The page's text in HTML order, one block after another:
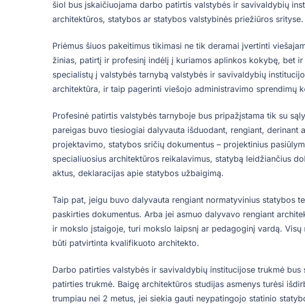
šiol bus įskaičiuojama darbo patirtis valstybės ir savivaldybių
architektūros, statybos ar statybos valstybinės priežiūros srityse.
Priėmus šiuos pakeitimus tikimasi ne tik deramai įvertinti
žinias, patirtį ir profesinį indėlį į kuriamos aplinkos kokybę, bet
specialistų į valstybės tarnybą valstybės ir savivaldybių
architektūra, ir taip pagerinti viešojo administravimo sprendimų
Profesinė patirtis valstybės tarnyboje bus pripažįstama tik su
pareigas buvo tiesiogiai dalyvauta išduodant, rengiant, derinant
projektavimo, statybos sričių dokumentus – projektinius
specialiuosius architektūros reikalavimus, statybą leidžiančius
aktus, deklaracijas apie statybos užbaigimą.
Taip pat, jeigu buvo dalyvauta rengiant normatyvinius statybos
paskirties dokumentus. Arba jei asmuo dalyvavo rengiant
ir mokslo įstaigoje, turi mokslo laipsnį ar pedagoginį vardą.
būti patvirtinta kvalifikuoto architekto.
Darbo patirties valstybės ir savivaldybių institucijose trukmė
patirties trukmė. Baigę architektūros studijas asmenys turėsi
trumpiau nei 2 metus, jei siekia gauti neypatingojo statinio